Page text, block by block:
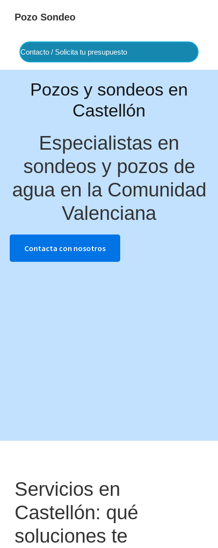
navegación
principal
contenido
principal
Pozo Sondeo
pozos
España
Contacto / Solicita tu presupuesto
Pozos y sondeos en
Castellón
Especialistas en
sondeos y pozos de
agua en la Comunidad
Valenciana
Contacta con nosotros
Servicios en
Castellón: qué
soluciones te